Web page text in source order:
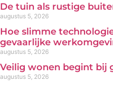
De tuin als rustige
augustus 5, 2026
Hoe slimme
gevaarlijke
augustus 5, 2026
Veilig wonen begint bij
augustus 5, 2026